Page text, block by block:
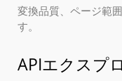
変換品質、ページ範
す。
APIエクスプ